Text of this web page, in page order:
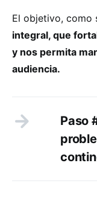
El objetivo, como
integral, que
y nos permita
audiencia.
Paso